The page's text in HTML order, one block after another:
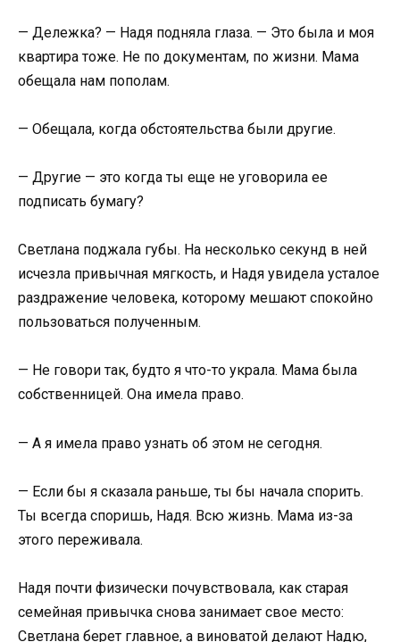
— Дележка? — Надя подняла глаза. — Это была и моя
квартира тоже. Не по документам, по жизни. Мама
обещала нам пополам.
— Обещала, когда обстоятельства были другие.
— Другие — это когда ты еще не уговорила ее
подписать бумагу?
Светлана поджала губы. На несколько секунд в ней
исчезла привычная мягкость, и Надя увидела усталое
раздражение человека, которому мешают спокойно
пользоваться полученным.
— Не говори так, будто я что-то украла. Мама была
собственницей. Она имела право.
— А я имела право узнать об этом не сегодня.
— Если бы я сказала раньше, ты бы начала спорить.
Ты всегда споришь, Надя. Всю жизнь. Мама из-за
этого переживала.
Надя почти физически почувствовала, как старая
семейная привычка снова занимает свое место:
Светлана берет главное, а виноватой делают Надю,